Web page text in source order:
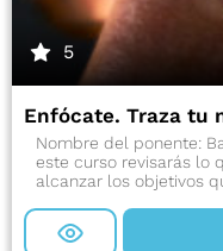
5
Enfócate. Traza tu
Nombre del ponente:
este curso revisarás lo
alcanzar los objetivos